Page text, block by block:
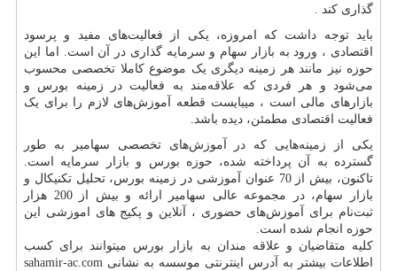
گذاری کند .
باید توجه داشت که امروزه، یکی از فعالیت‌های مفید و پرسود
اقتصادی ، ورود به بازار سهام و سرمایه گذاری در آن است. اما این
حوزه نیز مانند هر زمینه دیگری یک موضوع کاملا تخصصی محسوب
می‌‌شود و هر فردی که علاقه‌‌مند به فعالیت در زمینه بورس و
بازارهای مالی است ، میبایست قطعه آموزش‌های لازم را برای یک
فعالیت اقتصادی مطمئن، دیده باشد.
یکی از زمینه‌‌هایی که در آموزش‌های تخصصی سهامیر به طور
گسترده به آن پرداخته شده، حوزه بورس و بازار سرمایه است.
تاکنون، بیش از 70 عنوان آموزشی در زمینه بورس، تحلیل تکنیکال و
بازار سهام، در مجموعه عالی سهامیر ارائه و بیش از 200 هزار
ثبت‌نام برای آموزش‌های حضوری ، آنلاین و پکیج های اموزشی این
حوزه انجام شده است.
کلیه متقاضیان و علاقه مندان به بازار بورس میتوانند برای کسب
اطلاعات بیشتر به آدرس اینترنتی موسسه به نشانی sahamir-ac.com